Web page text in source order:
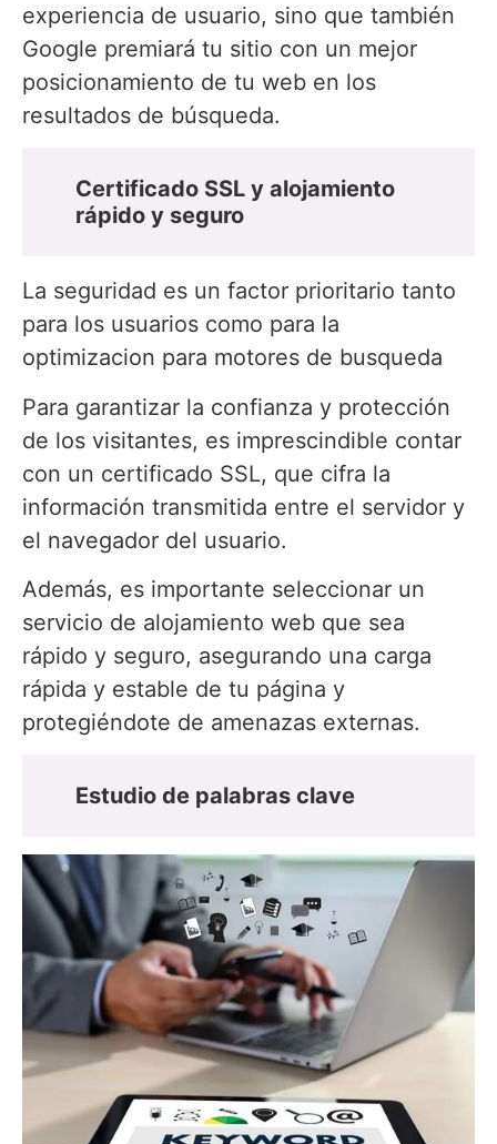
experiencia de usuario, sino que también
Google premiará tu sitio con un mejor
posicionamiento de tu web en los
resultados de búsqueda.
Certificado SSL y alojamiento
rápido y seguro
La seguridad es un factor prioritario tanto
para los usuarios como para la
optimizacion para motores de busqueda
Para garantizar la confianza y protección
de los visitantes, es imprescindible contar
con un certificado SSL, que cifra la
información transmitida entre el servidor y
el navegador del usuario.
Además, es importante seleccionar un
servicio de alojamiento web que sea
rápido y seguro, asegurando una carga
rápida y estable de tu página y
protegiéndote de amenazas externas.
Estudio de palabras clave